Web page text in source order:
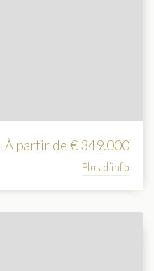
À partir de € 349.000
Plus d'info